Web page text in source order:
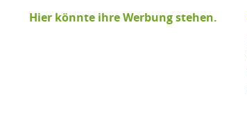
Hier könnte ihre Werbung stehen.